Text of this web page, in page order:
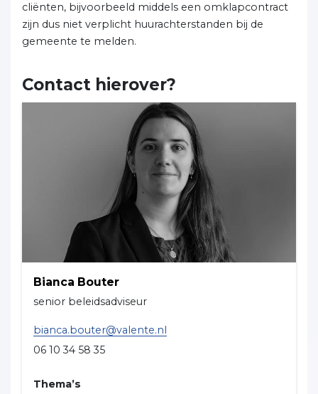
cliënten, bijvoorbeeld middels een omklapcontract
zijn dus niet verplicht huurachterstanden bij de
gemeente te melden.
Contact hierover?
Bianca Bouter
senior beleidsadviseur
bianca.bouter@valente.nl
06 10 34 58 35
Thema’s